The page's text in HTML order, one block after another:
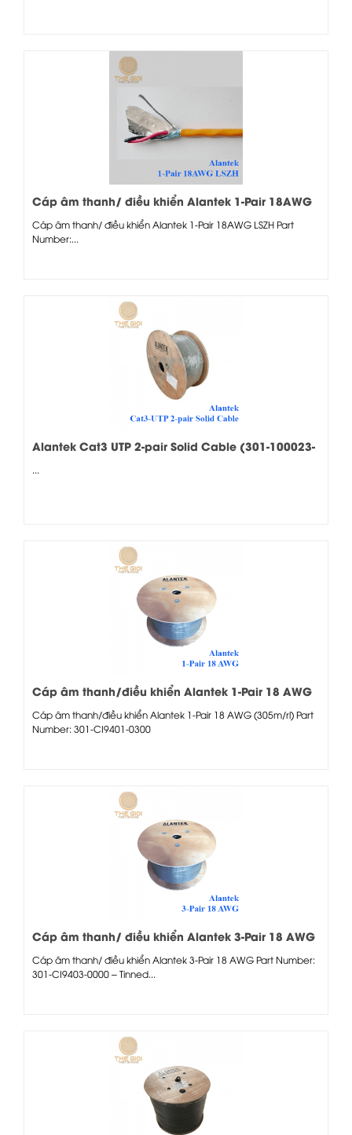
Cáp âm thanh/ điều khiển Alantek 1-Pair 18AWG
LSZH
Cáp âm thanh/ điều khiển Alantek 1-Pair 18AWG LSZH Part
Number:...
Alantek Cat3 UTP 2-pair Solid Cable (301-100023-
...
Cáp âm thanh/điều khiển Alantek 1-Pair 18 AWG
Cáp âm thanh/điều khiển Alantek 1-Pair 18 AWG (305m/rl) Part
Number: 301-CI9401-0300
Cáp âm thanh/ điều khiển Alantek 3-Pair 18 AWG
Cáp âm thanh/ điều khiển Alantek 3-Pair 18 AWG Part Number:
301-CI9403-0000 – Tinned...